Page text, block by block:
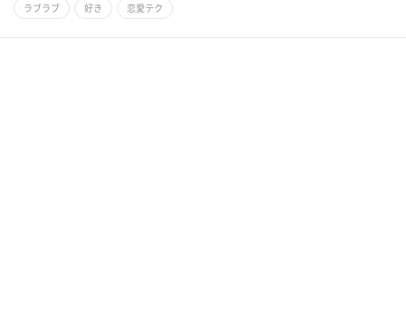
ラブラブ 好き 恋愛テク